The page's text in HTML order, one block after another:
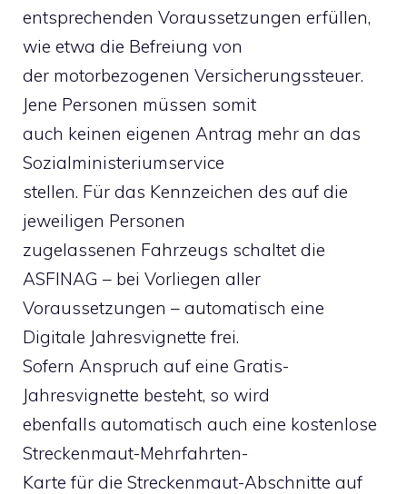
entsprechenden Voraussetzungen erfüllen,
wie etwa die Befreiung von
der motorbezogenen Versicherungssteuer.
Jene Personen müssen somit
auch keinen eigenen Antrag mehr an das
Sozialministeriumservice
stellen. Für das Kennzeichen des auf die
jeweiligen Personen
zugelassenen Fahrzeugs schaltet die
ASFINAG – bei Vorliegen aller
Voraussetzungen – automatisch eine
Digitale Jahresvignette frei.
Sofern Anspruch auf eine Gratis-
Jahresvignette besteht, so wird
ebenfalls automatisch auch eine kostenlose
Streckenmaut-Mehrfahrten-
Karte für die Streckenmaut-Abschnitte auf